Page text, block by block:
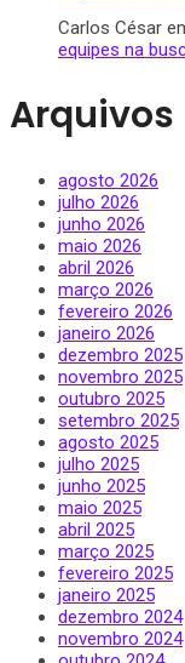
Carlos César
equipes na
Arquivos
agosto 2026
julho 2026
junho 2026
maio 2026
abril 2026
março 2026
fevereiro 2026
janeiro 2026
dezembro 2025
novembro 2025
outubro 2025
setembro 2025
agosto 2025
julho 2025
junho 2025
maio 2025
abril 2025
março 2025
fevereiro 2025
janeiro 2025
dezembro 2024
novembro 2024